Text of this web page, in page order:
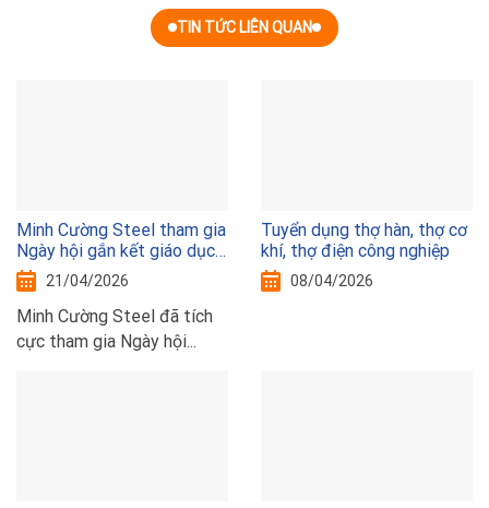
TIN TỨC LIÊN QUAN
Minh Cường Steel tham gia
Ngày hội gắn kết giáo dục
nghề nghiệp Thủ đô với thị
trường lao động năm 2026
21/04/2026
Minh Cường Steel đã tích
cực tham gia Ngày hội...
Tuyển dụng thợ hàn, thợ cơ
khí, thợ điện công nghiệp
08/04/2026